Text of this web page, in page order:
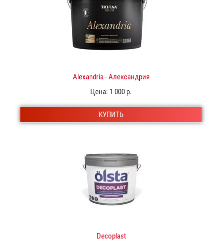
Alexandria - Александрия
Цена: 1 000 р.
КУПИТЬ
Decoplast